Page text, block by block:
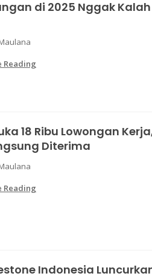
di 2025 Nggak Kalah
Reading
18 Ribu Lowongan
Diterima
Reading
Indonesia